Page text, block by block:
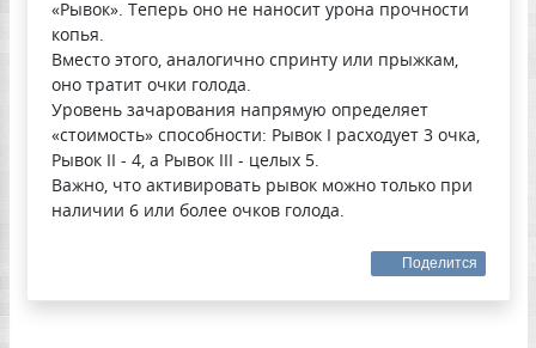
«Рывок». Теперь оно не наносит урона прочности
копья.
Вместо этого, аналогично спринту или прыжкам,
оно тратит очки голода.
Уровень зачарования напрямую определяет
«стоимость» способности: Рывок I расходует 3 очка,
Рывок II - 4, а Рывок III - целых 5.
Важно, что активировать рывок можно только при
наличии 6 или более очков голода.
Поделится